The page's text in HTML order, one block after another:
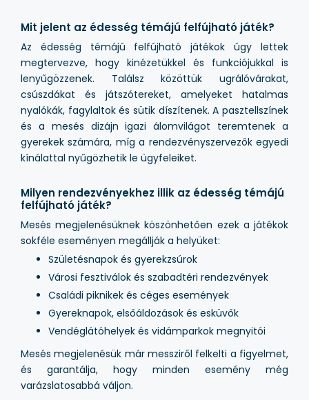
Mit jelent az édesség témájú felfújható játék?
Az édesség témájú felfújható játékok úgy lettek
megtervezve, hogy kinézetükkel és funkciójukkal is
lenyűgözzenek. Találsz közöttük ugrálóvárakat,
csúszdákat és játszótereket, amelyeket hatalmas
nyalókák, fagylaltok és sütik díszítenek. A pasztellszínek
és a mesés dizájn igazi álomvilágot teremtenek a
gyerekek számára, míg a rendezvényszervezők egyedi
kínálattal nyűgözhetik le ügyfeleiket.
Milyen rendezvényekhez illik az édesség témájú
felfújható játék?
Mesés megjelenésüknek köszönhetően ezek a játékok
sokféle eseményen megállják a helyüket:
Születésnapok és gyerekzsúrok
Városi fesztiválok és szabadtéri rendezvények
Családi piknikek és céges események
Gyereknapok, elsőáldozások és esküvők
Vendéglátóhelyek és vidámparkok megnyitói
Mesés megjelenésük már messziről felkelti a figyelmet,
és garantálja, hogy minden esemény még
varázslatosabbá váljon.